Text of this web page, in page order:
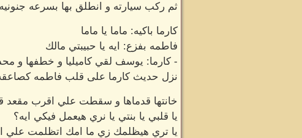
ثم ركب سيارته و انطلق بها بسرعه
كارما باكيه: ماما يا ماما
فاطمه بفزع: ايه يا حبيبتي مالك
- كارما: يوسف لقي كاميليا و خطفها و
نزل حديث كارما على قلب فاطمه كصاعقه
خانتها قدماها و سقطت علي اقرب مقعد
يا قلبي يا بنتي يا نري هيعمل فيكي ايه؟
يا تري هيظلمك زي ما امك اتظلمت علي